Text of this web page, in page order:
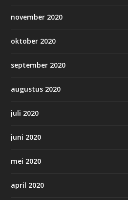
november 2020
oktober 2020
september 2020
augustus 2020
juli 2020
juni 2020
mei 2020
april 2020